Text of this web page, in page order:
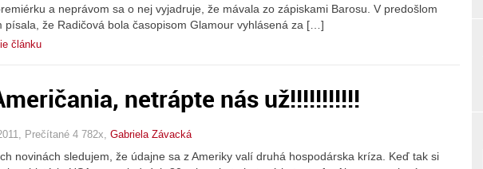
a neprávom sa o nej vyjadruje, že mávala zo zápiskami Barosu. V predošlom
písala, že Radičová bola časopisom Glamour vyhlásená za […]
článku
netrápte nás už!!!!!!!!!!!
Prečítané 4 782x, Gabriela Závacká
novinách sledujem, že údajne sa z Ameriky valí druhá hospodárska kríza. Keď tak si